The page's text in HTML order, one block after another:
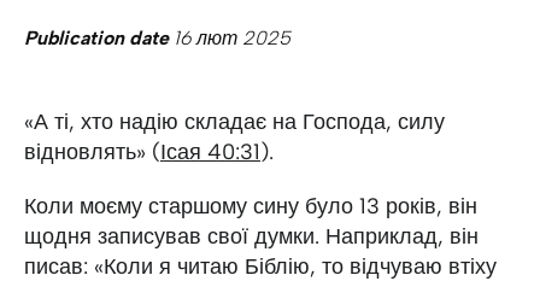
Publication date16 лют 2025
«А ті, хто надію складає на Господа, силу
відновлять» (Ісая 40:31).
Коли моєму старшому сину було 13 років, він
щодня записував свої думки. Наприклад, він
писав: «Коли я читаю Біблію, то відчуваю втіху